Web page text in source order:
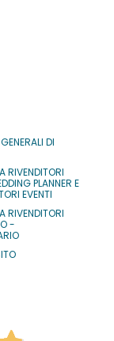
DI
RIVENDITORI
PLANNER E
EVENTI
RIVENDITORI
-